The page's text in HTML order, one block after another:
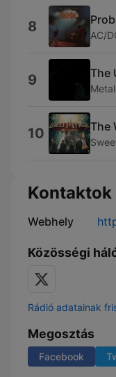
8 AC/
9 The
10 The
Kontaktok
Webhely
Közösségi
Rádió adatainak
Megosztás
Facebook